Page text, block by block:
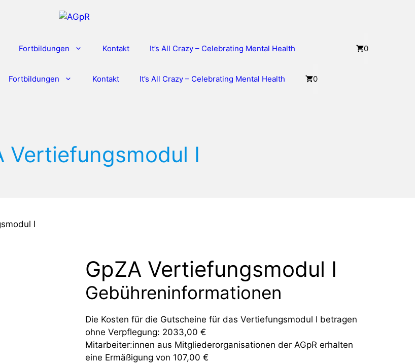
Fortbildungen Kontakt It’s All Crazy – Celebrating Mental Health 0
Fortbildungen Kontakt It’s All Crazy – Celebrating Mental Health 0
Vertiefungsmodul I
I
GpZA Vertiefungsmodul I
Gebühreninformationen
Die Kosten für die Gutscheine für das Vertiefungsmodul I betragen
ohne Verpflegung: 2033,00 €
Mitarbeiter:innen aus Mitgliederorganisationen der AGpR erhalten
eine Ermäßigung von 107,00 €